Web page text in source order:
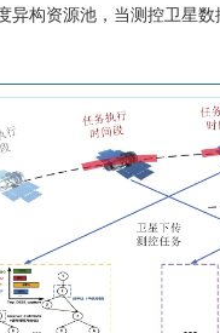
异构资源池，当测控卫星